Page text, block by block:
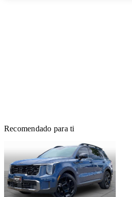
Recomendado para ti